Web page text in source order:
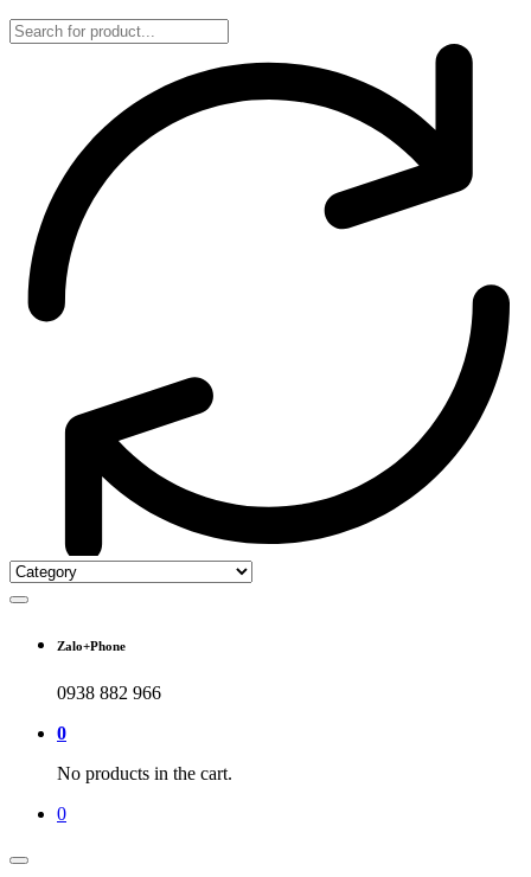
Zalo+Phone
0938 882 966
0
No products in the cart.
0